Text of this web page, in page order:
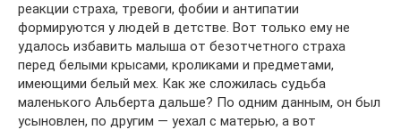
реакции страха, тревоги, фобии и антипатии
формируются у людей в детстве. Вот только ему не
удалось избавить малыша от безотчетного страха
перед белыми крысами, кроликами и предметами,
имеющими белый мех. Как же сложилась судьба
маленького Альберта дальше? По одним данным, он был
усыновлен, по другим — уехал с матерью, а вот